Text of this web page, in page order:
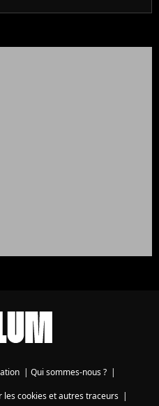
| Qui sommes-nous ? |
les cookies et autres traceurs|